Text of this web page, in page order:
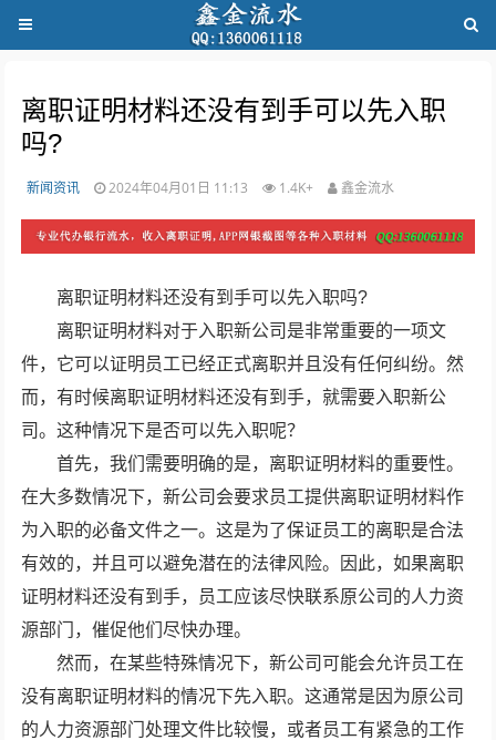
离职证明材料还没有到手可以先入职
吗?
新闻资讯 2024年04月01日 11:13 1.4K+ 鑫金流水
离职证明材料还没有到手可以先入职吗?
离职证明材料对于入职新公司是非常重要的一项文
件，它可以证明员工已经正式离职并且没有任何纠纷。然
而，有时候离职证明材料还没有到手，就需要入职新公
司。这种情况下是否可以先入职呢？
首先，我们需要明确的是，离职证明材料的重要性。
在大多数情况下，新公司会要求员工提供离职证明材料作
为入职的必备文件之一。这是为了保证员工的离职是合法
有效的，并且可以避免潜在的法律风险。因此，如果离职
证明材料还没有到手，员工应该尽快联系原公司的人力资
源部门，催促他们尽快办理。
然而，在某些特殊情况下，新公司可能会允许员工在
没有离职证明材料的情况下先入职。这通常是因为原公司
的人力资源部门处理文件比较慢，或者员工有紧急的工作